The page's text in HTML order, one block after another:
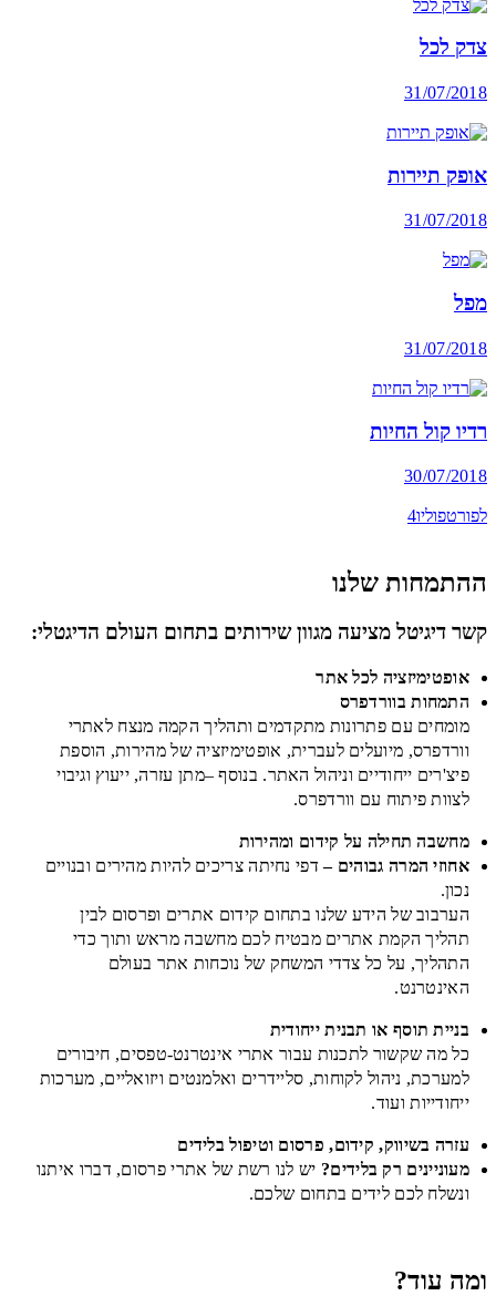
צדק לכל
31/07/2018
אופק תיירות
31/07/2018
מפל
31/07/2018
רדיו קול החיות
30/07/2018
לפורטפוליו
ההתמחות שלנו
קשר דיגיטל מציעה מגוון שירותים בתחום העולם הדיגטלי:
אופטימיזציה לכל אתר
התמחות בוורדפרס
מומחים עם פתרונות מתקדמים ותהליך הקמה מנצח לאתרי
וורדפרס, מיועלים לעברית, אופטימיזציה של מהירות, הוספת
פיצ'רים ייחודיים וניהול האתר. בנוסף –מתן עזרה, ייעוץ וגיבוי
לצוות פיתוח עם וורדפרס.
מחשבה תחילה על קידום ומהירות
אחוזי המרה גבוהים –דפי נחיתה צריכים להיות מהירים ובנויים
נכון.
הערבוב של הידע שלנו בתחום קידום אתרים ופרסום לבין
תהליך הקמת אתרים מבטיח לכם מחשבה מראש ותוך כדי
התהליך, על כל צדדי המשחק של נוכחות אתר בעולם
האינטרנט.
בניית תוסף או תבנית ייחודית
כל מה שקשור לתכנות עבור אתרי אינטרנט-טפסים, חיבורים
למערכת, ניהול לקוחות, סליידרים ואלמנטים ויזואליים, מערכות
ייחודייות ועוד.
עזרה בשיווק, קידום, פרסום וטיפול בלידים
מעוניינים רק בלידים? יש לנו רשת של אתרי פרסום, דברו איתנו
ונשלח לכם לידים בתחום שלכם.
ומה עוד?